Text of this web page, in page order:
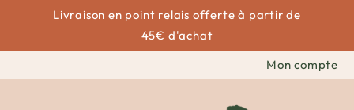
Livraison en point relais offerte à partir de
45€ d'achat
Mon compte